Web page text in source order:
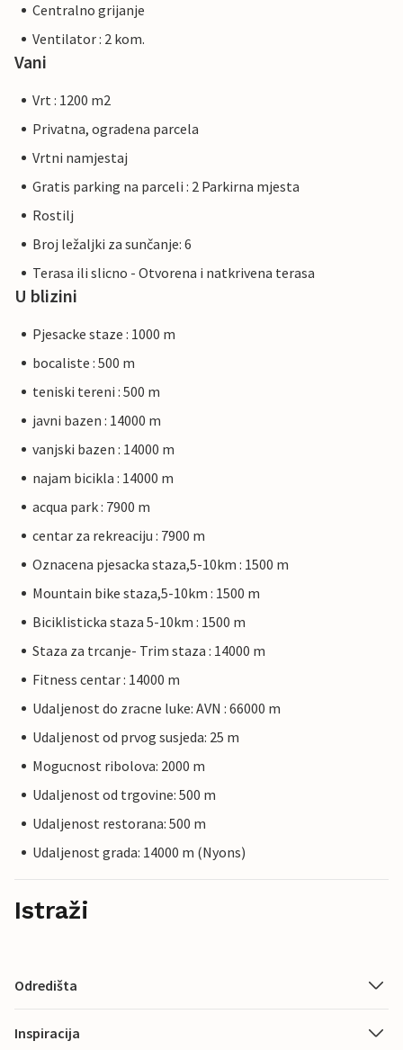
Centralno grijanje
Ventilator : 2 kom.
Vani
Vrt : 1200 m2
Privatna, ogradena parcela
Vrtni namjestaj
Gratis parking na parceli : 2 Parkirna mjesta
Rostilj
Broj ležaljki za sunčanje: 6
Terasa ili slicno - Otvorena i natkrivena terasa
U blizini
Pjesacke staze : 1000 m
bocaliste : 500 m
teniski tereni : 500 m
javni bazen : 14000 m
vanjski bazen : 14000 m
najam bicikla : 14000 m
acqua park : 7900 m
centar za rekreaciju : 7900 m
Oznacena pjesacka staza,5-10km : 1500 m
Mountain bike staza,5-10km : 1500 m
Biciklisticka staza 5-10km : 1500 m
Staza za trcanje- Trim staza : 14000 m
Fitness centar : 14000 m
Udaljenost do zracne luke: AVN : 66000 m
Udaljenost od prvog susjeda: 25 m
Mogucnost ribolova: 2000 m
Udaljenost od trgovine: 500 m
Udaljenost restorana: 500 m
Udaljenost grada: 14000 m (Nyons)
Istraži
Odredišta
Inspiracija